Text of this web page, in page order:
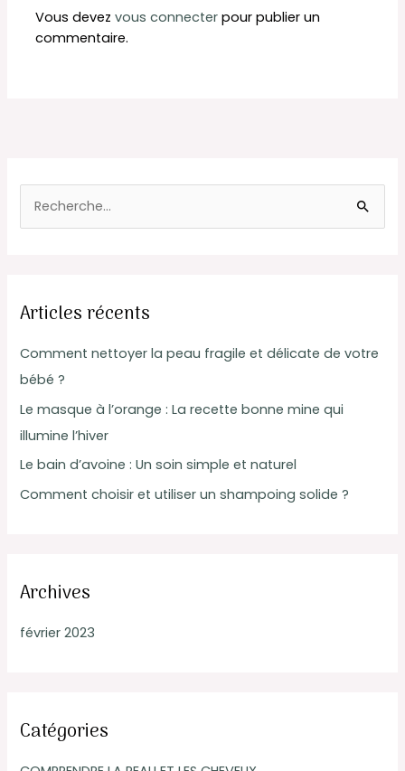
e
e
e
r
:
Articles récents
Comment nettoyer la peau fragile et délicate de votre
bébé ?
Le masque à l’orange : La recette bonne mine qui
illumine l’hiver
Le bain d’avoine : Un soin simple et naturel
Comment choisir et utiliser un shampoing solide ?
Archives
février 2023
Catégories
Vous devezvous connecter pour publier un
commentaire.